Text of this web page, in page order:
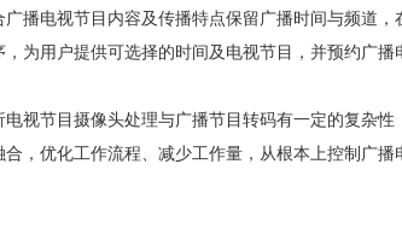
播电视节目内容及传播特点保留广播时间与频道
为用户提供可选择的时间及电视节目，并预约广
节目摄像头处理与广播节目转码有一定的复杂性
，优化工作流程、减少工作量，从根本上控制广